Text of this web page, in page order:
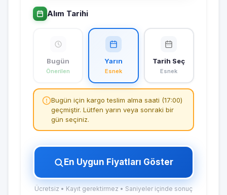
Alım Tarihi
Bugün
Önerilen
Yarın
Esnek
Tarih Seç
Esnek
Bugün için kargo teslim alma saati (17:00)
geçmiştir. Lütfen yarın veya sonraki bir
gün seçiniz.
En Uygun Fiyatları Göster
Ücretsiz • Kayıt gerektirmez • Saniyeler içinde sonuç